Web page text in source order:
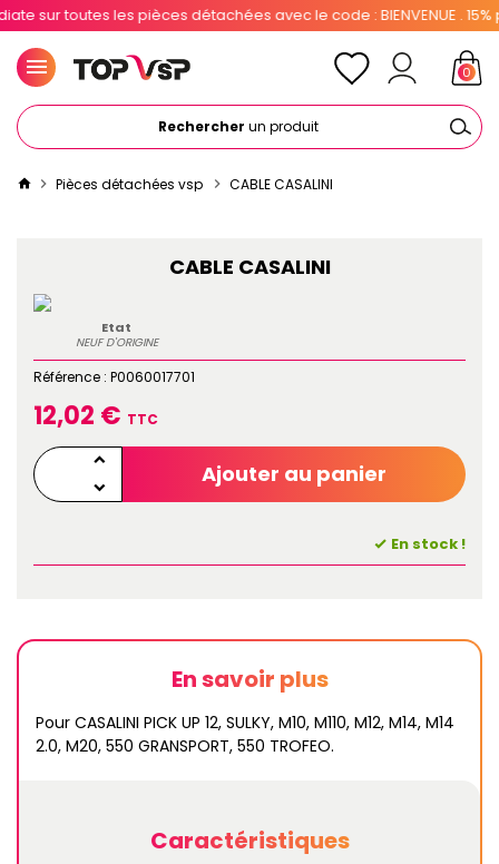
sur toutes les pièces détachées avec le code : BIENVENUE . 15%
Rechercher un produit
0
Pièces détachées vsp CABLE CASALINI
CABLE CASALINI
Etat
NEUF D'ORIGINE
Référence : P0060017701
12,02 € TTC
Ajouter au panier
En stock !
En savoir plus
Pour CASALINI PICK UP 12, SULKY, M10, M110, M12, M14, M14
2.0, M20, 550 GRANSPORT, 550 TROFEO.
Caractéristiques